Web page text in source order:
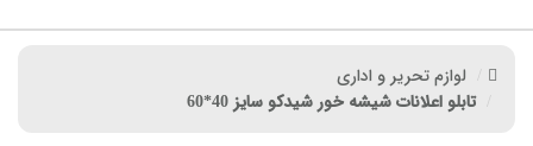
لوازم تحریر و اداری
تابلو اعلانات شیشه خور شیدکو سایز 40*60